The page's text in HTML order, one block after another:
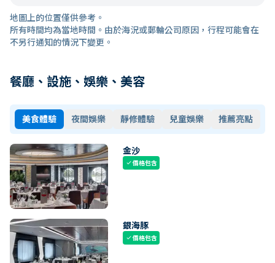
地圖上的位置僅供參考。
所有時間均為當地時間。由於海況或郵輪公司原因，行程可能會在
不另行通知的情況下變更。
餐廳、設施、娛樂、美容
美食體驗 夜間娛樂 靜修體驗 兒童娛樂 推薦亮點
金沙
check價格包含
銀海豚
check價格包含